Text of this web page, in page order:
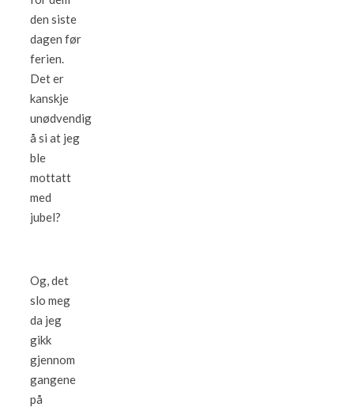
den siste
dagen før
ferien.
Det er
kanskje
unødvendig
å si at jeg
ble
mottatt
med
jubel?
Og, det
slo meg
da jeg
gikk
gjennom
gangene
på